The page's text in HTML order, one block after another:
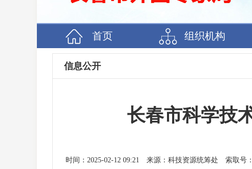
首页 组织机构
信息公开
长春市科学技
时间：2025-02-12 09:21 来源：科技资源统筹处 索取号：